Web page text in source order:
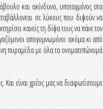
και ακίνδυνο, υποταγμένος στα
σε λύκους που διψούν να
κανείς τη δίψα τους να πάνε τον
απογυμνωμένοι ακόμα κι από
πυραμίδα με όλα τα ονοματεπώνυμά
Και είναι χρέος μας να διαφωτίσουμε